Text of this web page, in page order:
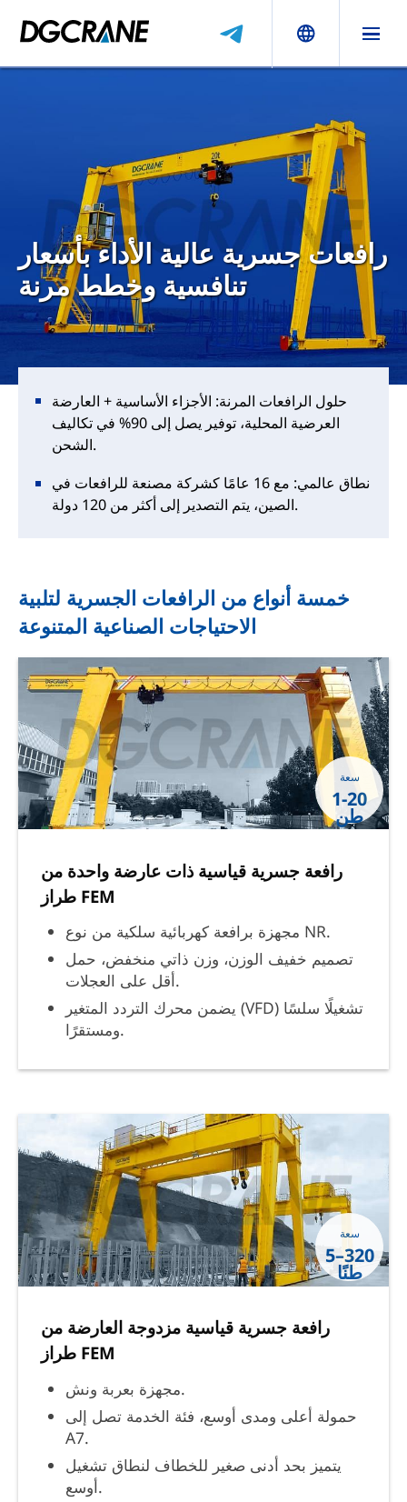
رافعات جسرية عالية الأداء بأسعار
تنافسية وخطط مرنة
حلول الرافعات المرنة: الأجزاء الأساسية + العارضة
العرضية المحلية، توفير يصل إلى 90% في تكاليف
الشحن.
نطاق عالمي: مع 16 عامًا كشركة مصنعة للرافعات في
الصين، يتم التصدير إلى أكثر من 120 دولة.
خمسة أنواع من الرافعات الجسرية لتلبية
الاحتياجات الصناعية المتنوعة
سعة
1-20
طن
رافعة جسرية قياسية ذات عارضة واحدة من
طراز FEM
مجهزة برافعة كهربائية سلكية من نوع NR.
تصميم خفيف الوزن، وزن ذاتي منخفض، حمل
أقل على العجلات.
يضمن محرك التردد المتغير (VFD) تشغيلًا سلسًا
ومستقرًا.
سعة
5–320
طنًا
رافعة جسرية قياسية مزدوجة العارضة من
طراز FEM
مجهزة بعربة ونش.
حمولة أعلى ومدى أوسع، فئة الخدمة تصل إلى
A7.
يتميز بحد أدنى صغير للخطاف لنطاق تشغيل
أوسع.